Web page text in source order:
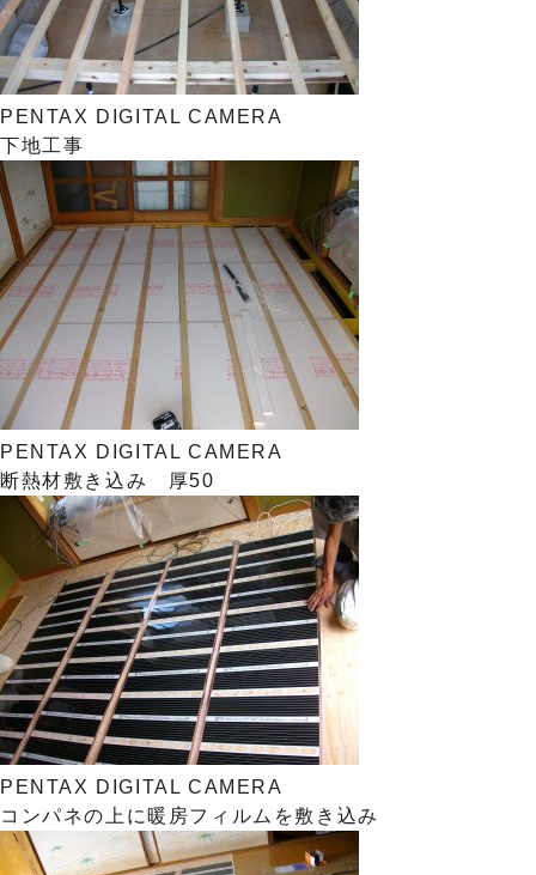
PENTAX DIGITAL CAMERA
下地工事
PENTAX DIGITAL CAMERA
断熱材敷き込み 厚50
PENTAX DIGITAL CAMERA
コンパネの上に暖房フィルムを敷き込み